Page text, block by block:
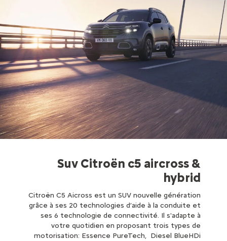
Suv Citroën c5 aircross &
hybrid
Citroën C5 Aicross est un SUV nouvelle génération
grâce à ses 20 technologies d’aide à la conduite et
ses 6 technologie de connectivité. Il s'adapte à
votre quotidien en proposant trois types de
motorisation: Essence PureTech, Diesel BlueHDi